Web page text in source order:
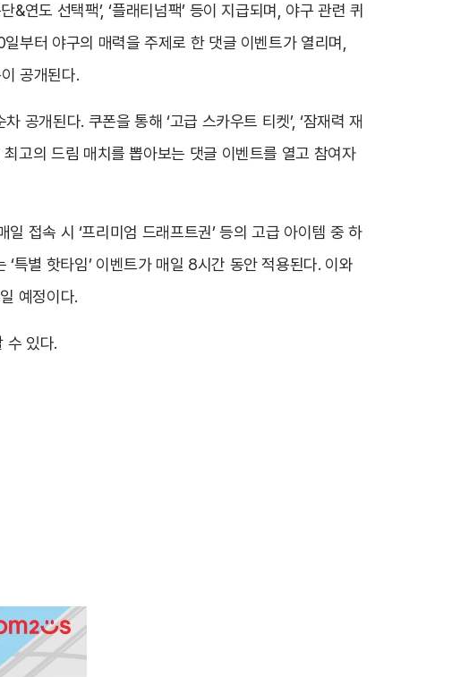
연도 선택팩’, ‘플래티넘팩’ 등이 지급되며, 야구 관련 퀴
부터 야구의 매력을 주제로 한 댓글 이벤트가 열리며,
공개된다.
공개된다. 쿠폰을 통해 ‘고급 스카우트 티켓’, ‘잠재력 재
고의 드림 매치를 뽑아보는 댓글 이벤트를 열고 참여자
접속 시 ‘프리미엄 드래프트권’ 등의 고급 아이템 중 하
특별 핫타임’ 이벤트가 매일 8시간 동안 적용된다. 이와
예정이다.
수 있다.